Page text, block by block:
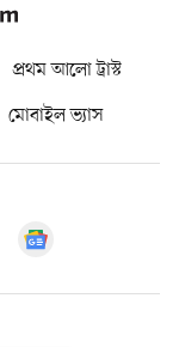
প্রথম আলো ট্রাস্ট
মোবাইল ভ্যাস